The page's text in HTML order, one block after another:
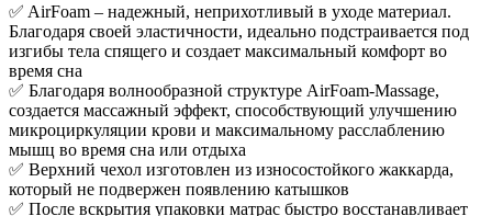
✅ AirFoam – надежный, неприхотливый в уходе материал.
Благодаря своей эластичности, идеально подстраивается под
изгибы тела спящего и создает максимальный комфорт во
время сна
✅ Благодаря волнообразной структуре AirFoam-Massage,
создается массажный эффект, способствующий улучшению
микроциркуляции крови и максимальному расслаблению
мышц во время сна или отдыха
✅ Верхний чехол изготовлен из износостойкого жаккарда,
который не подвержен появлению катышков
✅ После вскрытия упаковки матрас быстро восстанавливает